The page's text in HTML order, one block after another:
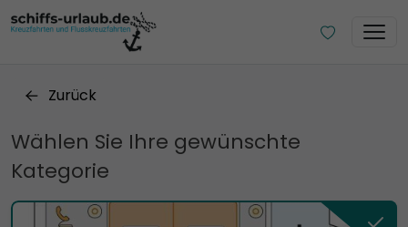
Zurück
Wählen Sie Ihre gewünschte
Kategorie